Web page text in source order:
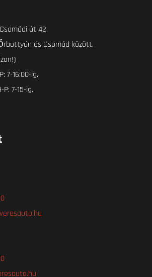
út 42.
és Csomád között,
7-16:00-ig.
7-15-ig.